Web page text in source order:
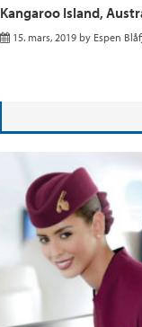
Kangaroo Island,
15. mars, 2019 by Espen